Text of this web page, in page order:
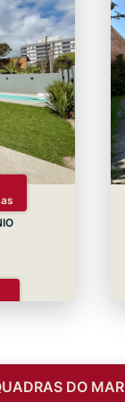
DO MAR